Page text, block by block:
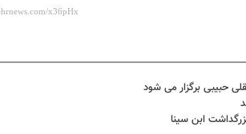
حبیبی برگزار می شود
ابن سینا
روزنامه‌های ورزشی پنج‌شنبه ۱۵ مرداد ۱۴۰۵